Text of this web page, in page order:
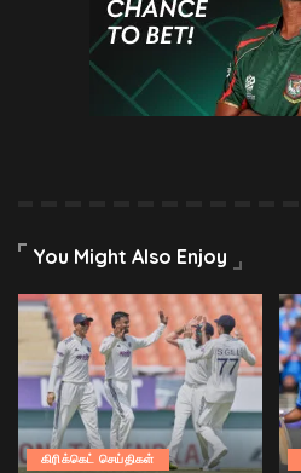
You Might Also Enjoy
கிரிக்கெட் செய்திகள்